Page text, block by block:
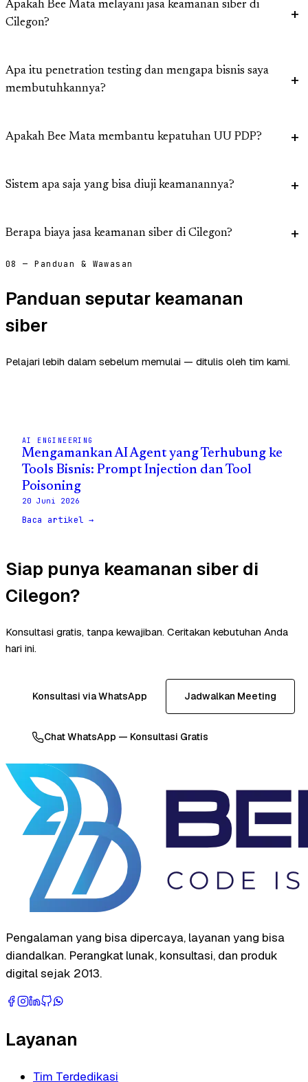
Apakah Bee Mata melayani jasa keamanan siber di
Cilegon?
Apa itu penetration testing dan mengapa bisnis saya
membutuhkannya?
Apakah Bee Mata membantu kepatuhan UU PDP?
Sistem apa saja yang bisa diuji keamanannya?
Berapa biaya jasa keamanan siber di Cilegon?
08 — Panduan & Wawasan
Panduan seputar keamanan
siber
Pelajari lebih dalam sebelum memulai — ditulis oleh tim kami.
AI ENGINEERING
Mengamankan AI Agent yang Terhubung ke
Tools Bisnis: Prompt Injection dan Tool
Poisoning
20 Juni 2026
Baca artikel →
Siap punya keamanan siber di
Cilegon?
Konsultasi gratis, tanpa kewajiban. Ceritakan kebutuhan Anda
hari ini.
Konsultasi via WhatsApp Jadwalkan Meeting
Chat WhatsApp — Konsultasi Gratis
Pengalaman yang bisa dipercaya, layanan yang bisa
diandalkan. Perangkat lunak, konsultasi, dan produk
digital sejak 2013.
Layanan
Tim Terdedikasi